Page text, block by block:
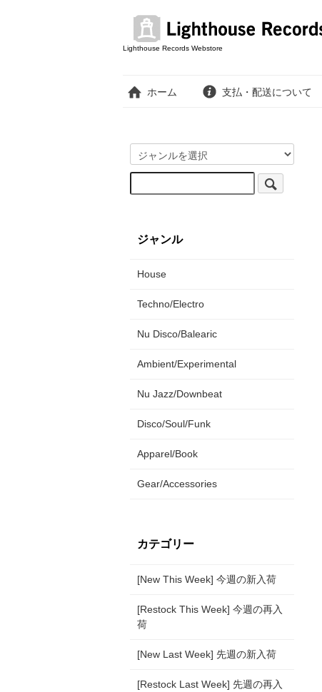
Lighthouse Records Webstore
ホーム 支払・配送について
ジャンル
House
Techno/Electro
Nu Disco/Balearic
Ambient/Experimental
Nu Jazz/Downbeat
Disco/Soul/Funk
Apparel/Book
Gear/Accessories
カテゴリー
[New This Week] 今週の新入荷
[Restock This Week] 今週の再入
荷
[New Last Week] 先週の新入荷
[Restock Last Week] 先週の再入